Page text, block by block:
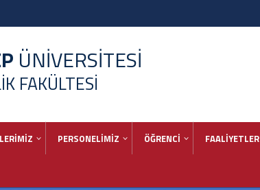
ÜNİVERSİTESİ
FAKÜLTESİ
PERSONELİMİZ ÖĞRENCİ FAALİYETLER